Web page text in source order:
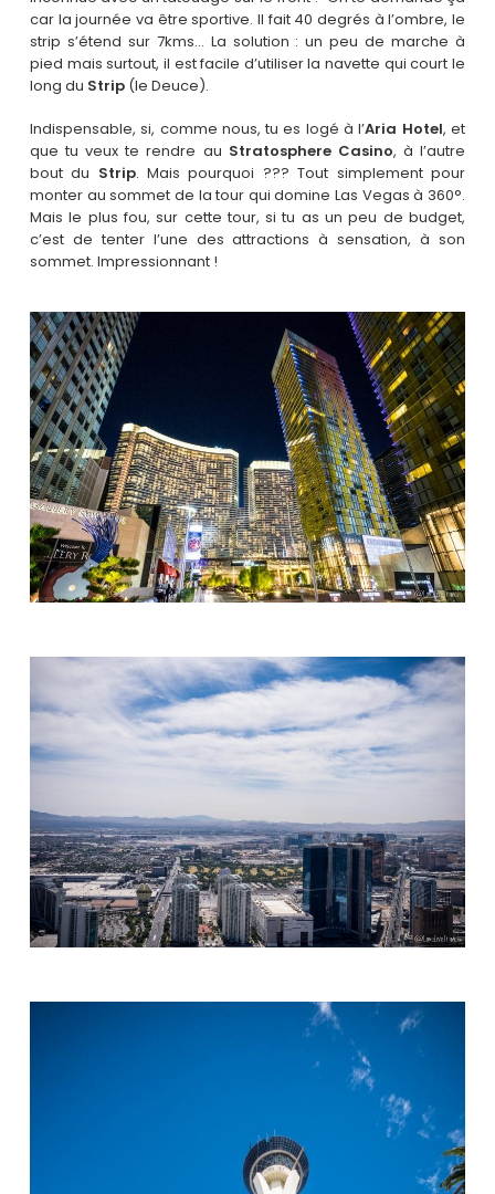
car la journée va être sportive. Il fait 40 degrés à l’ombre, le
strip s’étend sur 7kms… La solution : un peu de marche à
pied mais surtout, il est facile d’utiliser la navette qui court le
long du Strip(le Deuce).
Indispensable, si, comme nous, tu es logé à l’Aria Hotel, et
que tu veux te rendre au Stratosphere Casino, à l’autre
bout du Strip. Mais pourquoi ??? Tout simplement pour
monter au sommet de la tour qui domine Las Vegas à 360°.
Mais le plus fou, sur cette tour, si tu as un peu de budget,
c’est de tenter l’une des attractions à sensation, à son
sommet. Impressionnant !